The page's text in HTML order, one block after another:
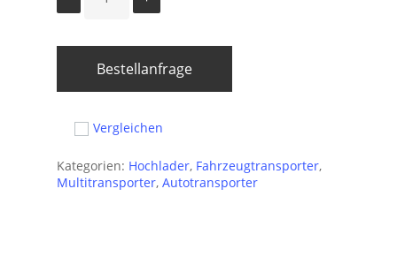
Bestellanfrage
Vergleichen
Kategorien: Hochlader, Fahrzeugtransporter,
Multitransporter, Autotransporter